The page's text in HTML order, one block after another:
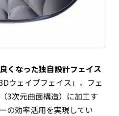
くなった独自設計フェイス
ウェイブフェイス」。フェ
3次元曲面構造）に加工す
の効率活用を実現してい